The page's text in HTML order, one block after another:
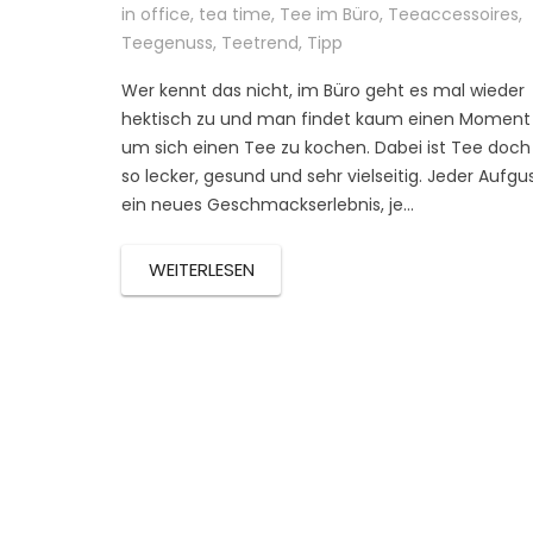
in office, tea time, Tee im Büro, Teeaccessoires,
Teegenuss, Teetrend, Tipp
Wer kennt das nicht, im Büro geht es mal wieder
hektisch zu und man findet kaum einen Moment
um sich einen Tee zu kochen. Dabei ist Tee doch
so lecker, gesund und sehr vielseitig. Jeder
ein neues Geschmackserlebnis, je…
WEITERLESEN